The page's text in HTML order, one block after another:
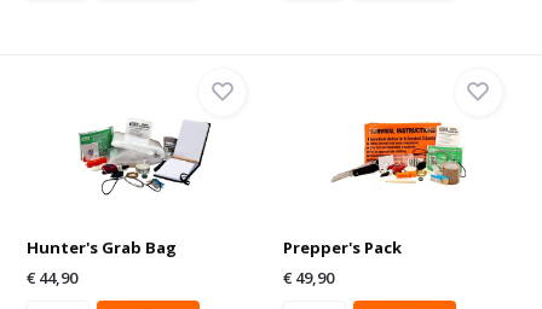
Hunter's Grab Bag
€ 44,90
Prepper's Pack
€ 49,90